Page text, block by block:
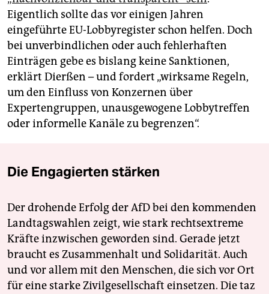
Eigentlich sollte das vor einigen Jahren
eingeführte EU-Lobbyregister schon helfen. Doch
bei unverbindlichen oder auch fehlerhaften
Einträgen gebe es bislang keine Sanktionen,
erklärt Dierßen – und fordert „wirksame Regeln,
um den Einfluss von Konzernen über
Expertengruppen, unausgewogene Lobbytreffen
oder informelle Kanäle zu begrenzen“.
Die Engagierten stärken
Der drohende Erfolg der AfD bei den kommenden
Landtagswahlen zeigt, wie stark rechtsextreme
Kräfte inzwischen geworden sind. Gerade jetzt
braucht es Zusammenhalt und Solidarität. Auch
und vor allem mit den Menschen, die sich vor Ort
für eine starke Zivilgesellschaft einsetzen. Die taz